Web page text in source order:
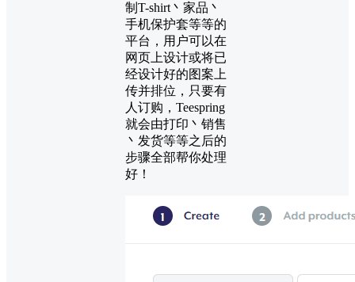
制T-shirt丶家品丶
手机保护套等等的
平台，用户可以在
网页上设计或将已
经设计好的图案上
传并排位，只要有
人订购，Teespring
就会由打印丶销售
丶发货等等之后的
步骤全部帮你处理
好！